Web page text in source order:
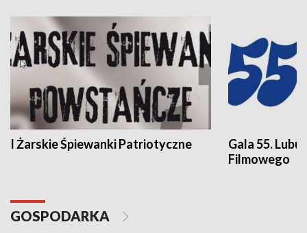
I Żarskie Śpiewanki Patriotyczne
Gala 55.
Filmowego
GOSPODARKA